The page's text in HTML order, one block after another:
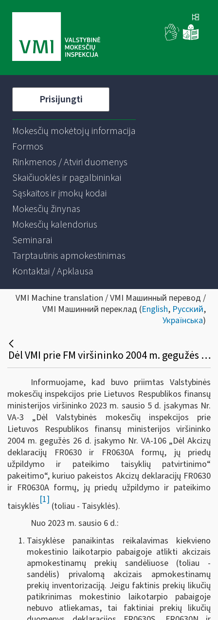
Prisijungti
Mokesčių mokėtojų informacija
Formos
Rinkmenos / Atviri duomenys
Skaičiuoklės ir pagalbininkai
Sąskaitos ir įmokų kodai
Mokesčių žinynas
Mokesčių kalendorius
Seminarai
Tarptautinis apmokestinimas
Kontaktai / Apklausa
VMI Machine translation / VMI Машинный перевод /
VMI Машинний переклад (English, Русский,
Українська)
Dėl VMI prie FM viršininko 2004 m. gegužės 26 d. įsakymo VA-106 pakeitimo
Informuojame, kad buvo priimtas Valstybinės
mokesčių inspekcijos prie Lietuvos Respublikos finansų
ministerijos viršininko 2023 m. sausio 5 d. įsakymas Nr.
VA-3 „Dėl Valstybinės mokesčių inspekcijos prie
Lietuvos Respublikos finansų ministerijos viršininko
2004 m. gegužės 26 d. įsakymo Nr. VA-106 „Dėl Akcizų
deklaracijų FR0630 ir FR0630A formų, jų priedų
užpildymo ir pateikimo taisyklių patvirtinimo“
pakeitimo“, kuriuo pakeistos Akcizų deklaracijų FR0630
ir FR0630A formų, jų priedų užpildymo ir pateikimo
taisyklės
[1]
(toliau - Taisyklės).
Nuo 2023 m. sausio 6 d.:
Taisyklėse panaikintas reikalavimas kiekvieno
mokestinio laikotarpio pabaigoje atlikti akcizais
apmokestinamų prekių sandėliuose (toliau -
sandėlis) privalomą akcizais apmokestinamų
prekių inventorizaciją. Jeigu faktinis prekių likučių
patikrinimas mokestinio laikotarpio pabaigoje
nebuvo atliekamas, tai faktiniai prekių likučių